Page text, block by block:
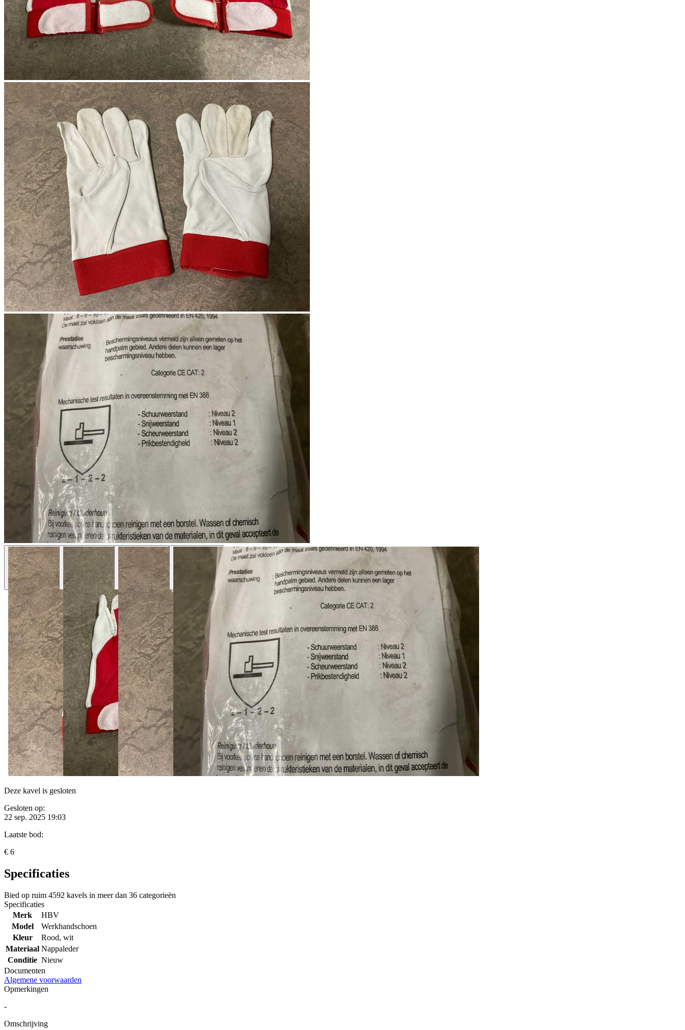
Deze kavel is gesloten
Gesloten op:
22 sep. 2025 19:03
Laatste bod:
€ 6
Specificaties
Bied op ruim 4592 kavels in meer dan 36 categorieën
Specificaties
Merk
HBV
Model
Werkhandschoen
Kleur
Rood, wit
Materiaal Nappaleder
Conditie Nieuw
Documenten
Algemene voorwaarden
Opmerkingen
-
Omschrijving